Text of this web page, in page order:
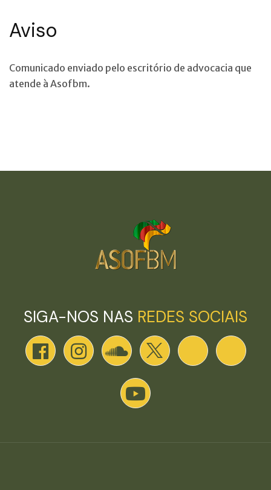
Aviso
Comunicado enviado pelo escritório de advocacia que
atende à Asofbm.
SIGA-NOS NAS REDES SOCIAIS